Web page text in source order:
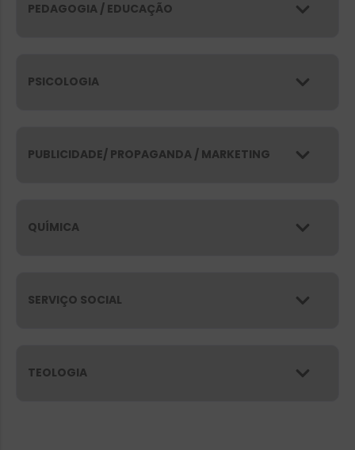
PEDAGOGIA / EDUCAÇÃO
PSICOLOGIA
PUBLICIDADE/ PROPAGANDA / MARKETING
QUÍMICA
SERVIÇO SOCIAL
TEOLOGIA